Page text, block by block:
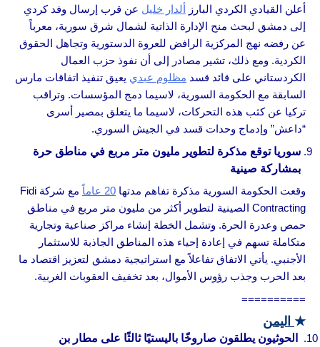
أعلن القيادي الكردي البارز ألدار خليل عن قرب إرسال وفد كردي
إلى دمشق لبحث منح الإدارة الذاتية لشمال شرق سورية، معرباً
عن رفضه نهج المركزية الرافض للعروة الدستورية وتجاهل الحقوق
الكردية. ومع ذلك، تشير مصادر إلى أن نفوذ حزب العمال
الكردستاني على قائد قسد مظلوم عبدي يعيق تنفيذ اتفاقات مارس
السابقة مع الحكومة السورية، لاسيما دمج المؤسسات. وتراقب
تركيا عن كثب هذه التحركات، لاسيما ما يتعلق بمصير أسرى
“داعش” وإدماج وحدات قسد في الجيش السوري.
سوريا توقع مذكرة لتطوير مليون متر مربع في مناطق حرة
بمشاركة صينية
وقعت الحكومة السورية مذكرة تفاهم مدتها 20 عاماً
مع شركة Fidi
Contracting الصينية لتطوير أكثر من مليون متر مربع في مناطق
حمص وعدرة الحرة. وتشمل الخطة إنشاء مراكز صناعية وتجارية
متكاملة تسهم في إعادة إحياء هذه المناطق الجاذبة للاستثمار
الأجنبي. يأتي الاتفاق تفاعلاً مع استراتيجية دمشق لتعزيز اقتصاد ما
بعد الحرب وجذب رؤوس الأموال، بعد تخفيف العقوبات الغربية.
==========
★ اليمن
الحوثيون يطلقون صاروخًا باليستيًا ثالثًا على مطار بن